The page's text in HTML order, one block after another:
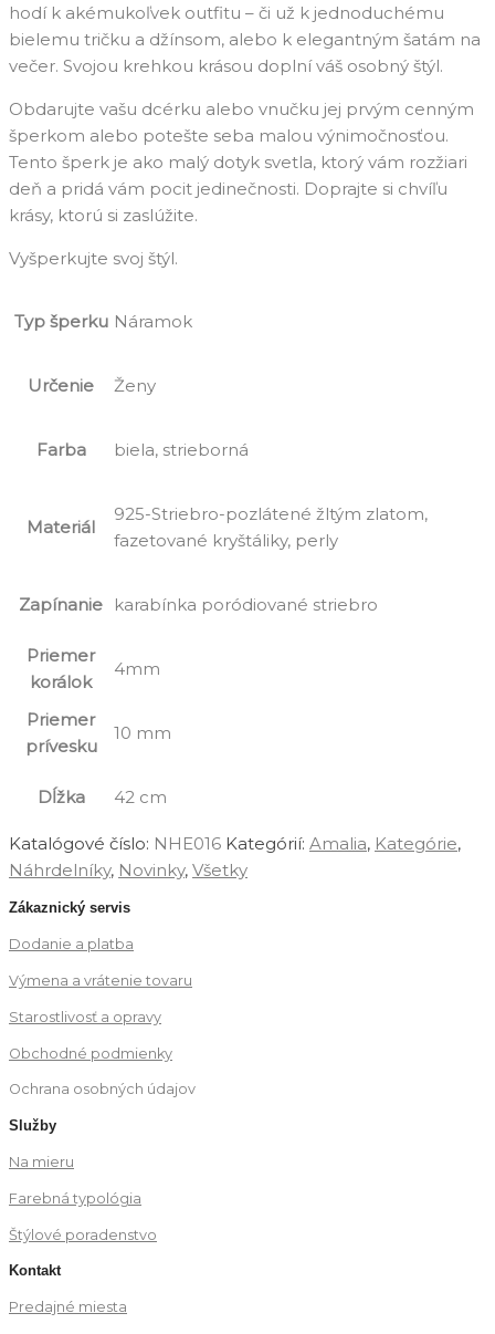
hodí k akémukoľvek outfitu – či už k jednoduchému
bielemu tričku a džínsom, alebo k elegantným šatám na
večer. Svojou krehkou krásou doplní váš osobný štýl.
Obdarujte vašu dcérku alebo vnučku jej prvým cenným
šperkom alebo potešte seba malou výnimočnosťou.
Tento šperk je ako malý dotyk svetla, ktorý vám rozžiari
deň a pridá vám pocit jedinečnosti. Doprajte si chvíľu
krásy, ktorú si zaslúžite.
Vyšperkujte svoj štýl.
Typ šperku Náramok
Určenie Ženy
Farba biela, strieborná
Materiál
925-Striebro-pozlátené žltým zlatom,
fazetované kryštáliky, perly
Zapínanie karabínka poródiované striebro
Priemer
korálok
4mm
Priemer
prívesku
10 mm
Dĺžka 42 cm
Katalógové číslo: NHE016 Kategórií: ‎Amalia, Kategórie,
Náhrdelníky, Novinky, ‎Všetky
Zákaznický servis
Dodanie a platba
Výmena a vrátenie tovaru
Starostlivosť a opravy
Obchodné podmienky
Ochrana osobných údajov
Služby
Na mieru
Farebná typológia
Štýlové poradenstvo
Kontakt
Predajné miesta